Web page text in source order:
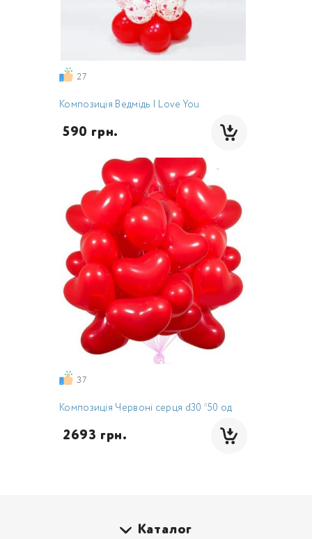
27
Композиція Ведмідь I Love You
590 грн.
37
Композиція Червоні серця d30 *50 од
2693 грн.
Каталог